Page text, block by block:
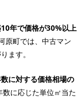
年で価格が30%以上
原町では、中古マン
ます。
に対する価格相場の
に応じた単位㎡当た